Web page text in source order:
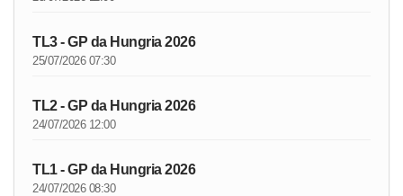
TL3 - GP da Hungria 2026
25/07/2026 07:30
TL2 - GP da Hungria 2026
24/07/2026 12:00
TL1 - GP da Hungria 2026
24/07/2026 08:30